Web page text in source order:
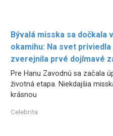
Bývalá misska sa dočkala
okamihu: Na svet
zverejnila prvé dojímavé
Pre Hanu Zavodnú sa začala
životná etapa. Niekdajšia
krásnou
Celebrita